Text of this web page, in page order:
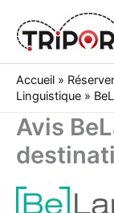
content
Accueil » Réserver
Linguistique »
Avis